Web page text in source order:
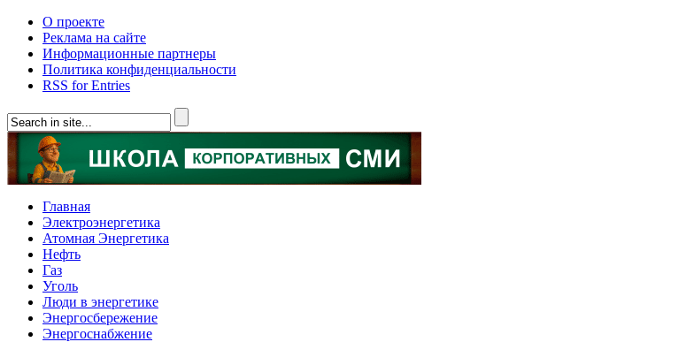
О проекте
Реклама на сайте
Информационные партнеры
Политика конфиденциальности
RSS for Entries
Главная
Электроэнергетика
Атомная Энергетика
Нефть
Газ
Уголь
Люди в энергетике
Энергосбережение
Энергоснабжение